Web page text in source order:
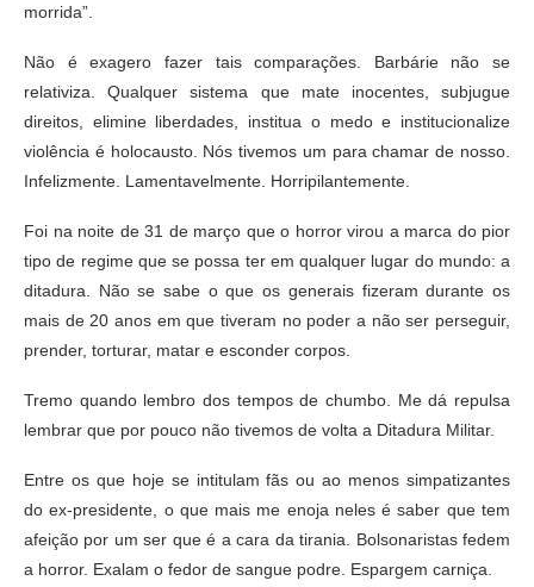
morrida”.
Não é exagero fazer tais comparações. Barbárie não se
relativiza. Qualquer sistema que mate inocentes, subjugue
direitos, elimine liberdades, institua o medo e institucionalize
violência é holocausto. Nós tivemos um para chamar de nosso.
Infelizmente. Lamentavelmente. Horripilantemente.
Foi na noite de 31 de março que o horror virou a marca do pior
tipo de regime que se possa ter em qualquer lugar do mundo: a
ditadura. Não se sabe o que os generais fizeram durante os
mais de 20 anos em que tiveram no poder a não ser perseguir,
prender, torturar, matar e esconder corpos.
Tremo quando lembro dos tempos de chumbo. Me dá repulsa
lembrar que por pouco não tivemos de volta a Ditadura Militar.
Entre os que hoje se intitulam fãs ou ao menos simpatizantes
do ex-presidente, o que mais me enoja neles é saber que tem
afeição por um ser que é a cara da tirania. Bolsonaristas fedem
a horror. Exalam o fedor de sangue podre. Espargem carniça.